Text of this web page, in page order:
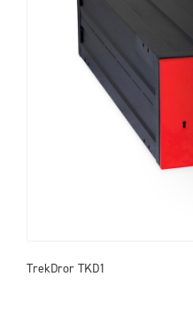
TrekDror TKD1